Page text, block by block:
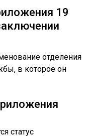
19
отделения
в которое он
статус